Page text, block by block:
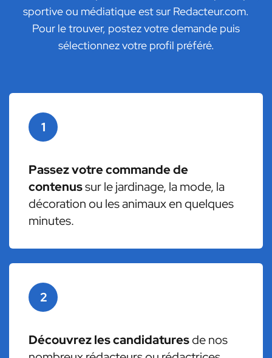
sportive ou médiatique est sur Redacteur.com.
Pour le trouver, postez votre demande puis
sélectionnez votre profil préféré.
1
Passez votre commande de
contenussur le jardinage, la mode, la
décoration ou les animaux en quelques
minutes.
2
Découvrez les candidaturesde nos